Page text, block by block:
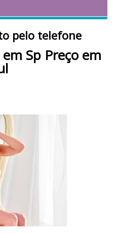
pelo telefone
Sp Preço em